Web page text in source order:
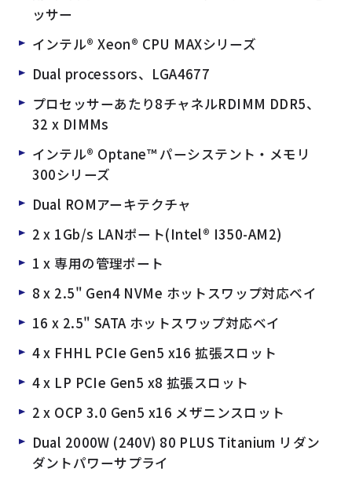
ッサー
インテル® Xeon® CPU MAXシリーズ
Dual processors、LGA4677
プロセッサーあたり8チャネルRDIMM DDR5、
32 x DIMMs
インテル® Optane™ パーシステント・メモリ
300シリーズ
Dual ROMアーキテクチャ
2 x 1Gb/s LANポート(Intel® I350-AM2)
1 x 専用の管理ポート
8 x 2.5" Gen4 NVMe ホットスワップ対応ベイ
16 x 2.5" SATA ホットスワップ対応ベイ
4 x FHHL PCIe Gen5 x16 拡張スロット
4 x LP PCIe Gen5 x8 拡張スロット
2 x OCP 3.0 Gen5 x16 メザニンスロット
Dual 2000W (240V) 80 PLUS Titanium リダン
ダントパワーサプライ